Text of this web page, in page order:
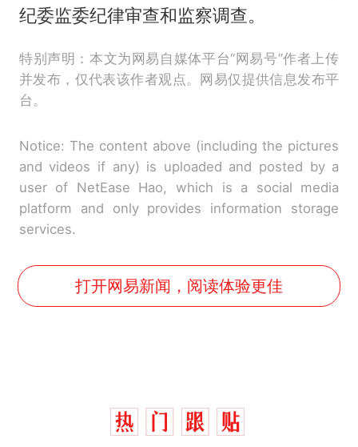
纪委监委纪律审查和监察调查。
特别声明：本文为网易自媒体平台“网易号”作者上传
并发布，仅代表该作者观点。网易仅提供信息发布平
台。
Notice: The content above (including the pictures
and videos if any) is uploaded and posted by a
user of NetEase Hao, which is a social media
platform and only provides information storage
services.
打开网易新闻，阅读体验更佳